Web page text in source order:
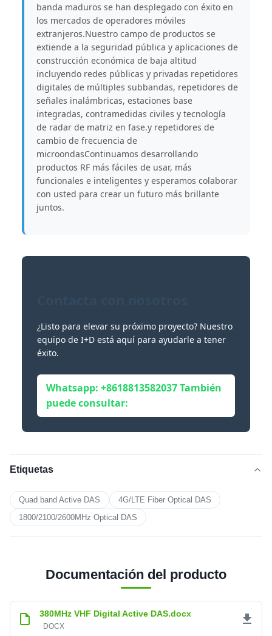
banda maduros se han desplegado con éxito en
los mercados de operadores móviles
extranjeros.Nuestro campo de productos se
extiende a la seguridad pública y aplicaciones de
construcción económica de baja altitud
incluyendo redes públicas y privadas repetidores
digitales de múltiples subbandas, repetidores de
señales inalámbricas, estaciones base
integradas, contramedidas civiles y tecnología
de radar de matriz en fase.y repetidores de
cambio de frecuencia de
microondasContinuamos desarrollando
productos RF más fáciles de usar, más
funcionales e inteligentes y esperamos colaborar
con usted para crear un futuro más brillante
juntos.
¿Listo para elevar su próximo proyecto? Nuestro
equipo de I+D está aquí para ayudarle a tener
éxito.
Whatsapp: +8618813582037 También
puede consultar:
Etiquetas
Quad band Active DAS
4G/LTE Fiber Optical DAS
1800/2100/2600MHz Optical DAS
Documentación del producto
380MHz VHF Digital Active DAS.docx
DOCX